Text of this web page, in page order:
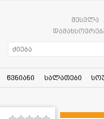
შესვლა
წვნიანი სალათები